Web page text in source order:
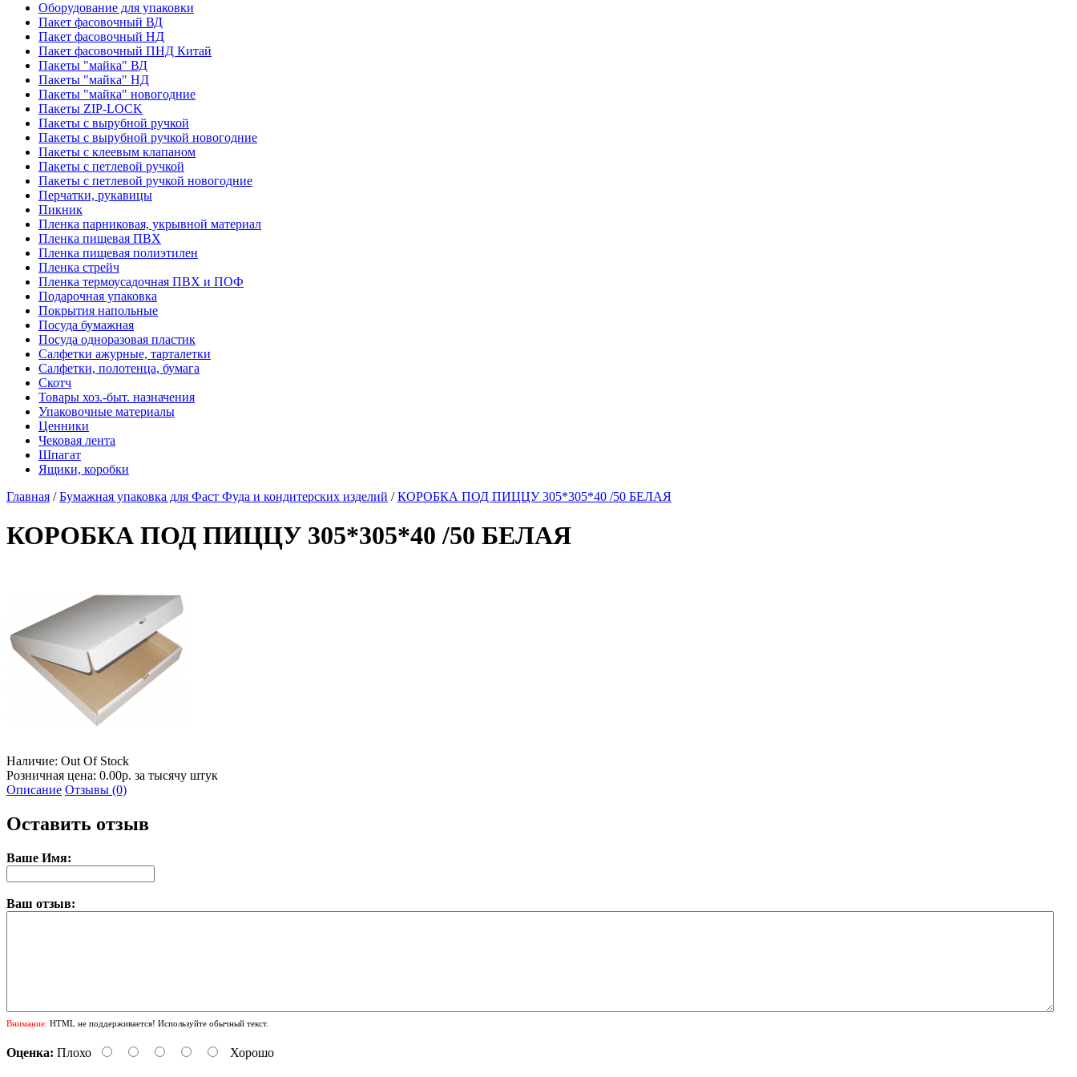
Оборудование для упаковки
Пакет фасовочный ВД
Пакет фасовочный НД
Пакет фасовочный ПНД Китай
Пакеты "майка" ВД
Пакеты "майка" НД
Пакеты "майка" новогодние
Пакеты ZIP-LOCK
Пакеты с вырубной ручкой
Пакеты с вырубной ручкой новогодние
Пакеты с клеевым клапаном
Пакеты с петлевой ручкой
Пакеты с петлевой ручкой новогодние
Перчатки, рукавицы
Пикник
Пленка парниковая, укрывной материал
Пленка пищевая ПВХ
Пленка пищевая полиэтилен
Пленка стрейч
Пленка термоусадочная ПВХ и ПОФ
Подарочная упаковка
Покрытия напольные
Посуда бумажная
Посуда одноразовая пластик
Салфетки ажурные, тарталетки
Салфетки, полотенца, бумага
Скотч
Товары хоз.-быт. назначения
Упаковочные материалы
Ценники
Чековая лента
Шпагат
Ящики, коробки
Главная /Бумажная упаковка для Фаст Фуда и кондитерских изделий /КОРОБКА ПОД ПИЦЦУ 305*305*40 /50 БЕЛАЯ
КОРОБКА ПОД ПИЦЦУ 305*305*40 /50 БЕЛАЯ
Наличие: Out Of Stock
Розничная цена: 0.00р. за тысячу штук
Описание Отзывы (0)
Оставить отзыв
Ваше Имя:
Ваш отзыв:
Внимание: HTML не поддерживается! Используйте обычный текст.
Оценка: Плохо Хорошо